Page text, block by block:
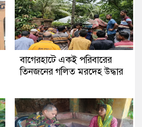
‎বাগেরহাটে একই পরিবারের
তিনজনের গলিত মরদেহ উদ্ধার